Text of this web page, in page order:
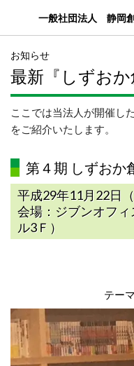
一般社団法人 静岡
お知らせ
最新『しずお
ここでは当法人が開催し
をご紹介いたします。
第４期 しずおか
平成29年11月22日
会場：ジブンオフ
ル3Ｆ）
テー